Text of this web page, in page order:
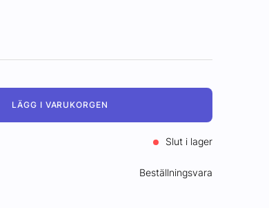
LÄGG I VARUKORGEN
Slut i lager
Beställningsvara